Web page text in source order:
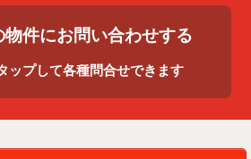
件にお問い合わせする
ップして各種問合せできます